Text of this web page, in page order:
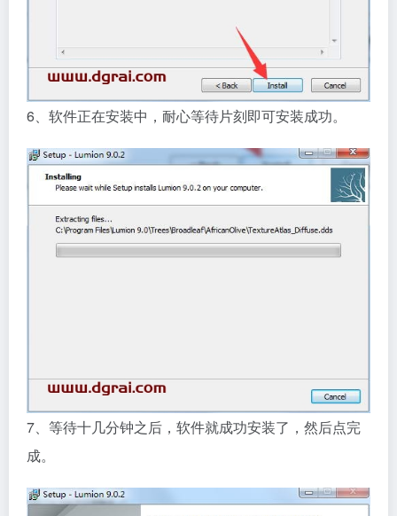
6、软件正在安装中，耐心等待片刻即可安装成功。
7、等待十几分钟之后，软件就成功安装了，然后点完
成。